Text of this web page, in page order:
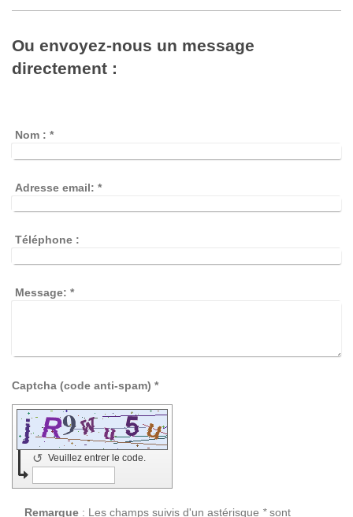
Ou envoyez-nous un message
directement :
Nom : *
Adresse email: *
Téléphone :
Message: *
Captcha (code anti-spam) *
Veuillez entrer le code.
↺
Remarque : Les champs suivis d'un astérisque *sont